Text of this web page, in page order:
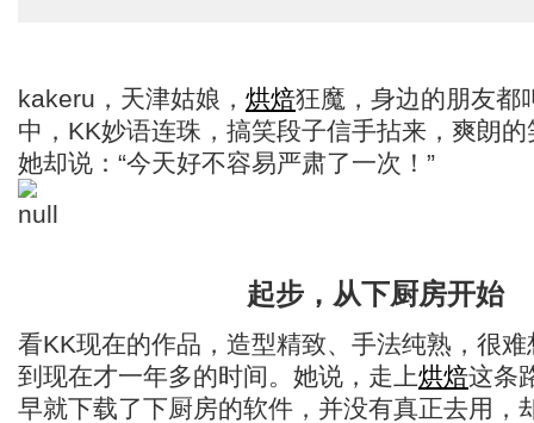
kakeru，天津姑娘， 烘焙狂魔，身边的朋友都
中，KK妙语连珠，搞笑段子信手拈来，爽朗
她却说：“今天好不容易严肃了一次！”
起步，从下厨房开始
看KK现在的作品，造型精致、手法纯熟，很
到现在才一年多的时间。她说，走上烘焙这条
早就下载了下厨房的软件，并没有真正去用，